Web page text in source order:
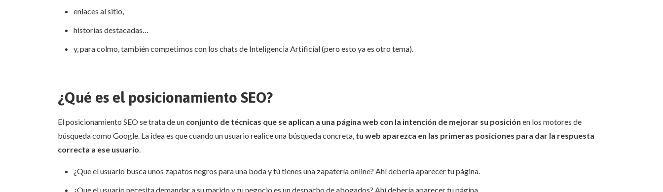
enlaces al sitio,
historias destacadas…
y, para colmo, también competimos con los chats de Inteligencia Artificial (pero esto ya es otro tema).
¿Qué es el posicionamiento SEO?
El posicionamiento SEO se trata de un conjunto de técnicas que se aplican a una página web con la intención de mejorar su posición en los motores de
búsqueda como Google. La idea es que cuando un usuario realice una búsqueda concreta, tu web aparezca en las primeras posiciones para dar la respuesta
correcta a ese usuario.
¿Que el usuario busca unos zapatos negros para una boda y tú tienes una zapatería online? Ahí debería aparecer tu página.
¿Que el usuario necesita demandar a su marido y tu negocio es un despacho de abogados? Ahí debería aparecer tu página.